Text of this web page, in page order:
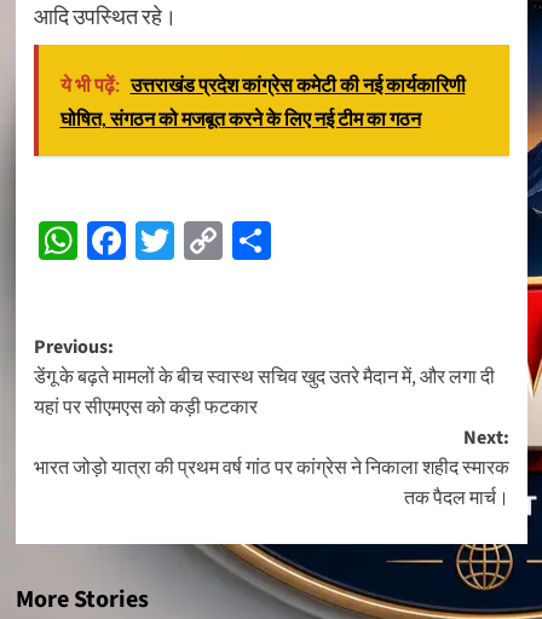
आदि उपस्थित रहे।
ये भी पढ़ें: उत्तराखंड प्रदेश कांग्रेस कमेटी की नई कार्यकारिणी
घोषित, संगठन को मजबूत करने के लिए नई टीम का गठन
Continue
Reading
WhatsApp
Facebook
Twitter
CopyShare
Post
navigation
Previous:
डेंगू के बढ़ते मामलों के बीच स्वास्थ सचिव खुद उतरे मैदान में, और लगा दी
यहां पर सीएमएस को कड़ी फटकार
Next:
भारत जोड़ो यात्रा की प्रथम वर्ष गांठ पर कांग्रेस ने निकाला शहीद स्मारक
तक पैदल मार्च।
More Stories